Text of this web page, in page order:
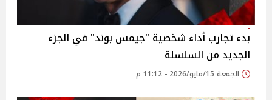
بدء تجارب أداء شخصية "جيمس بوند" في الجزء
الجديد من السلسلة
الجمعة 15/مايو/2026 - 11:12 م